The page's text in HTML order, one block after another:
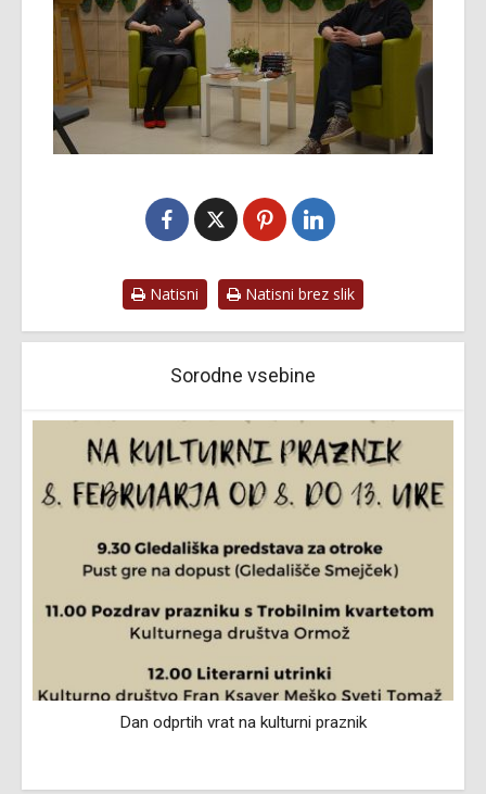
Natisni Natisni brez slik
Sorodne vsebine
Dan odprtih vrat na kulturni praznik